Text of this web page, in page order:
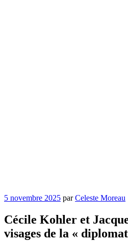
Publié
5 novembre 2025 parCeleste Moreau
Cécile Kohler et
visages de la «